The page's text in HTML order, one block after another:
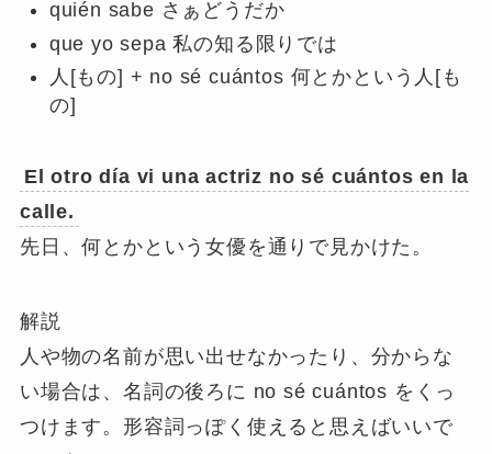
quién sabe さぁどうだか
que yo sepa 私の知る限りでは
人[もの] + no sé cuántos 何とかという人[も
の]
El otro día vi una actriz no sé cuántos en la
calle.
先日、何とかという女優を通りで見かけた。
解説
人や物の名前が思い出せなかったり、分からな
い場合は、名詞の後ろに no sé cuántos をくっ
つけます。形容詞っぽく使えると思えばいいで